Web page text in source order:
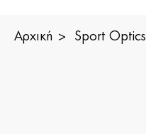
Αρχική Sport Optics